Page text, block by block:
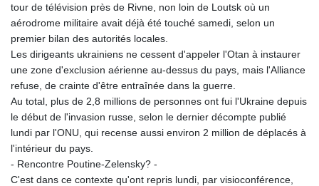
tour de télévision près de Rivne, non loin de Loutsk où un
aérodrome militaire avait déjà été touché samedi, selon un
premier bilan des autorités locales.
Les dirigeants ukrainiens ne cessent d'appeler l'Otan à instaurer
une zone d'exclusion aérienne au-dessus du pays, mais l'Alliance
refuse, de crainte d'être entraînée dans la guerre.
Au total, plus de 2,8 millions de personnes ont fui l'Ukraine depuis
le début de l'invasion russe, selon le dernier décompte publié
lundi par l'ONU, qui recense aussi environ 2 million de déplacés à
l'intérieur du pays.
- Rencontre Poutine-Zelensky? -
C'est dans ce contexte qu'ont repris lundi, par visioconférence,